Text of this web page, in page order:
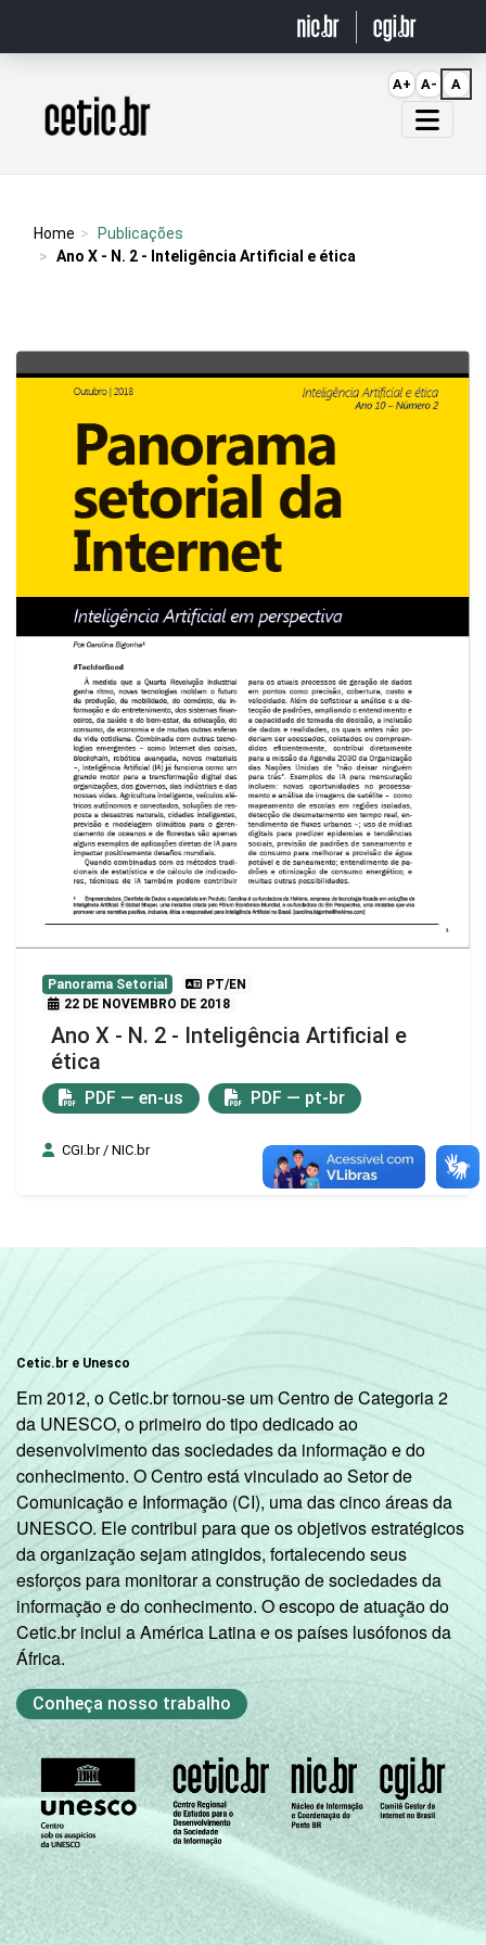
Página inicial
Home
Publicações
Ano X - N. 2 - Inteligência Artificial e ética
Panorama Setorial
PT/EN
22 DE NOVEMBRO DE 2018
Ano X - N. 2 - Inteligência Artificial e
ética
PDF — en-us PDF — pt-br
CGI.br / NIC.br
Cetic.br e Unesco
Em 2012, o Cetic.br tornou-se um Centro de Categoria 2
da UNESCO, o primeiro do tipo dedicado ao
desenvolvimento das sociedades da informação e do
conhecimento. O Centro está vinculado ao Setor de
Comunicação e Informação (CI), uma das cinco áreas da
UNESCO. Ele contribui para que os objetivos estratégicos
da organização sejam atingidos, fortalecendo seus
esforços para monitorar a construção de sociedades da
informação e do conhecimento. O escopo de atuação do
Cetic.br inclui a América Latina e os países lusófonos da
África.
Conheça nosso trabalho
A+ A- A